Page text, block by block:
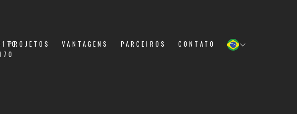
PROJETOS VANTAGENS PARCEIROS CONTATO